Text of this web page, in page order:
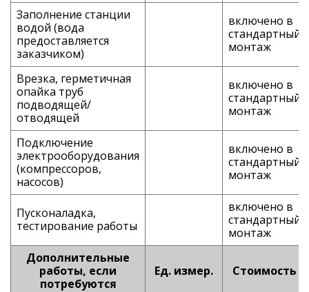
Заполнение станции
водой (вода
предоставляется
заказчиком)
включено в
стандартный
монтаж
Врезка, герметичная
опайка труб
подводящей/
отводящей
включено в
стандартный
монтаж
Подключение
электрооборудования
(компрессоров,
насосов)
включено в
стандартный
монтаж
Пусконаладка,
тестирование работы
включено в
стандартный
монтаж
Дополнительные
работы, если
потребуются
Ед. измер. Стоимость